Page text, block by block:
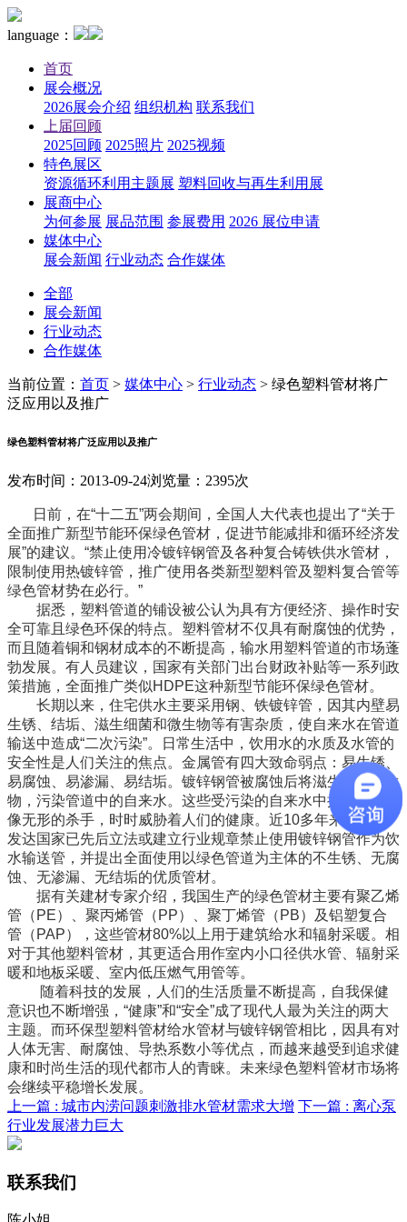
language：
首页
展会概况
2026展会介绍 组织机构 联系我们
上届回顾
2025回顾 2025照片 2025视频
特色展区
资源循环利用主题展 塑料回收与再生利用展
展商中心
为何参展 展品范围 参展费用 2026 展位申请
媒体中心
展会新闻 行业动态 合作媒体
全部
展会新闻
行业动态
合作媒体
当前位置： 首页 > 媒体中心 > 行业动态 > 绿色塑料管材将广
泛应用以及推广
绿色塑料管材将广泛应用以及推广
发布时间：2013-09-24浏览量：2395次
日前，在“十二五”两会期间，全国人大代表也提出了“关于
全面推广新型节能环保绿色管材，促进节能减排和循环经济发
展”的建议。“禁止使用冷镀锌钢管及各种复合铸铁供水管材，
限制使用热镀锌管，推广使用各类新型塑料管及塑料复合管等
绿色管材势在必行。”
据悉，塑料管道的铺设被公认为具有方便经济、操作时安
全可靠且绿色环保的特点。塑料管材不仅具有耐腐蚀的优势，
而且随着铜和钢材成本的不断提高，输水用塑料管道的市场蓬
勃发展。有人员建议，国家有关部门出台财政补贴等一系列政
策措施，全面推广类似HDPE这种新型节能环保绿色管材。
长期以来，住宅供水主要采用钢、铁镀锌管，因其内壁易
生锈、结垢、滋生细菌和微生物等有害杂质，使自来水在管道
输送中造成“二次污染”。日常生活中，饮用水的水质及水管的
安全性是人们关注的焦点。金属管有四大致命弱点：易生锈、
易腐蚀、易渗漏、易结垢。镀锌钢管被腐蚀后将滋生各种微生
物，污染管道中的自来水。这些受污染的自来水中携带的细菌
像无形的杀手，时时威胁着人们的健康。近10多年来，一些
发达国家已先后立法或建立行业规章禁止使用镀锌钢管作为饮
水输送管，并提出全面使用以绿色管道为主体的不生锈、无腐
蚀、无渗漏、无结垢的优质管材。
据有关建材专家介绍，我国生产的绿色管材主要有聚乙烯
管（PE）、聚丙烯管（PP）、聚丁烯管（PB）及铝塑复合
管（PAP），这些管材80%以上用于建筑给水和辐射采暖。相
对于其他塑料管材，其更适合用作室内小口径供水管、辐射采
暖和地板采暖、室内低压燃气用管等。
随着科技的发展，人们的生活质量不断提高，自我保健
意识也不断增强，“健康”和“安全”成了现代人最为关注的两大
主题。而环保型塑料管材给水管材与镀锌钢管相比，因具有对
人体无害、耐腐蚀、导热系数小等优点，而越来越受到追求健
康和时尚生活的现代都市人的青睐。未来绿色塑料管材市场将
会继续平稳增长发展。
上一篇 : 城市内涝问题刺激排水管材需求大增 下一篇 : 离心泵
行业发展潜力巨大
联系我们